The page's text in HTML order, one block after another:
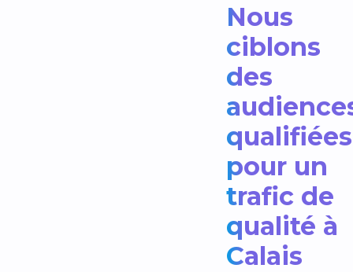
Nous
ciblons
des
qualifiées
pour un
trafic de
qualité à
Calais